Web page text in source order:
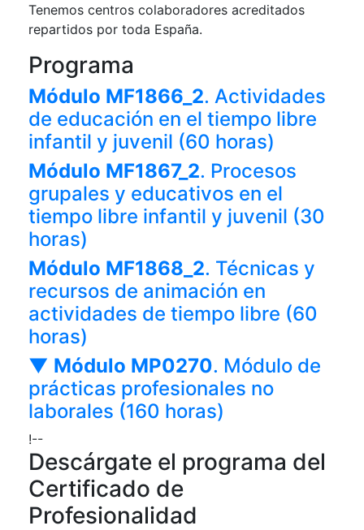
Tenemos centros colaboradores acreditados
repartidos por toda España.
Programa
Módulo MF1866_2. Actividades
de educación en el tiempo libre
infantil y juvenil (60 horas)
Módulo MF1867_2. Procesos
grupales y educativos en el
tiempo libre infantil y juvenil (30
horas)
Módulo MF1868_2. Técnicas y
recursos de animación en
actividades de tiempo libre (60
horas)
▼ Módulo MP0270. Módulo de
prácticas profesionales no
laborales (160 horas)
!--
Descárgate el programa del
Certificado de
Profesionalidad